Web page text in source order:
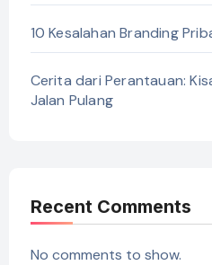
10 Kesalahan Branding
Cerita dari Perantauan:
Jalan Pulang
Recent Comments
No comments to show.